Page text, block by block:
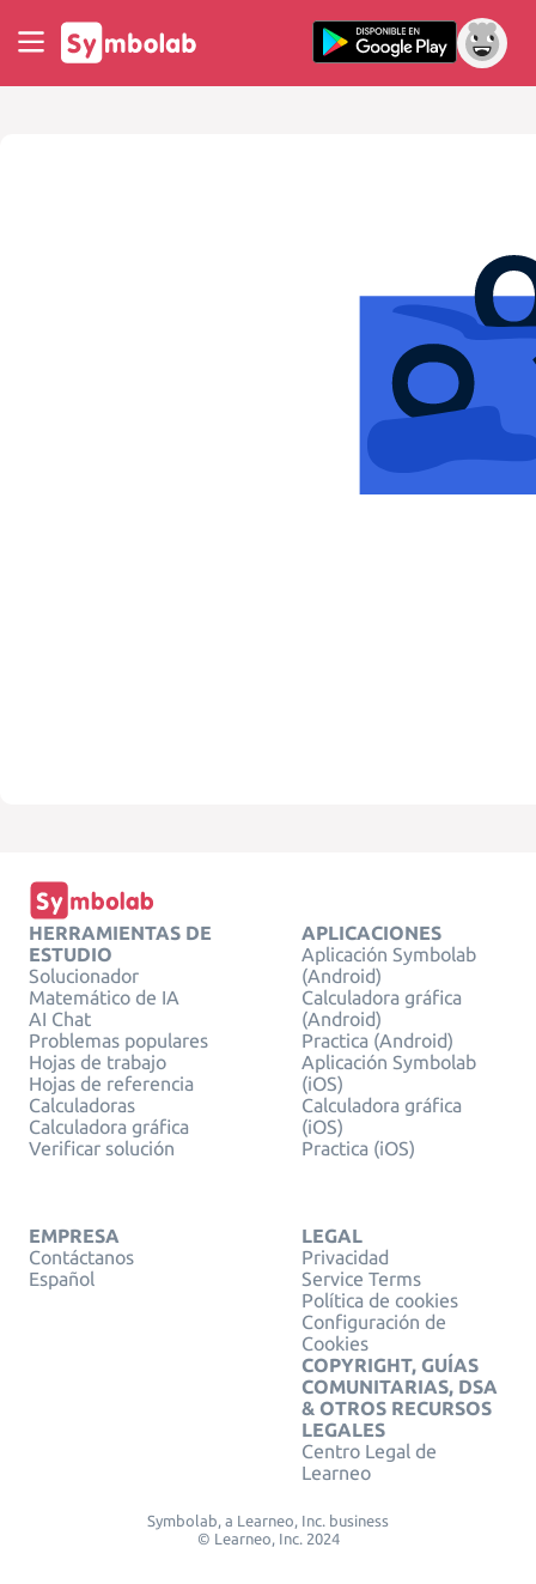
HERRAMIENTAS DE
ESTUDIO
Solucionador
Matemático de IA
AI Chat
Problemas populares
Hojas de trabajo
Hojas de referencia
Calculadoras
Calculadora gráfica
Verificar solución
APLICACIONES
Aplicación Symbolab
(Android)
Calculadora gráfica
(Android)
Practica (Android)
Aplicación Symbolab
(iOS)
Calculadora gráfica
(iOS)
Practica (iOS)
EMPRESA
Contáctanos
Español
LEGAL
Privacidad
Service Terms
Política de cookies
Configuración de
Cookies
COPYRIGHT, GUÍAS
COMUNITARIAS, DSA
& OTROS RECURSOS
LEGALES
Centro Legal de
Learneo
Symbolab, a Learneo, Inc. business
© Learneo, Inc. 2024